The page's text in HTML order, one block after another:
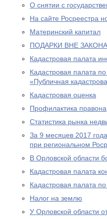
О снятии с
На сайте Росреестра
Материнский капитал
ПОДАРКИ ВНЕ
Кадастровая палата
Кадастровая палата
«Публичная
Кадастровая оценка
Профилактика
Статистика рынка
За 9 месяцев 2017
при региональном
В Орловской области
Кадастровая палата
Кадастровая палата
Налог на землю
У Орловской области